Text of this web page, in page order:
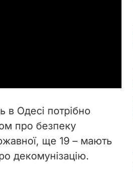
в Одесі потрібно
про безпеку
ще 19 – мають
декомунізацію.